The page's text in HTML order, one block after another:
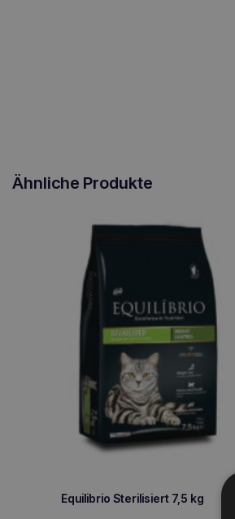
Ähnliche Produkte
Equilibrio Sterilisiert 7,5 kg